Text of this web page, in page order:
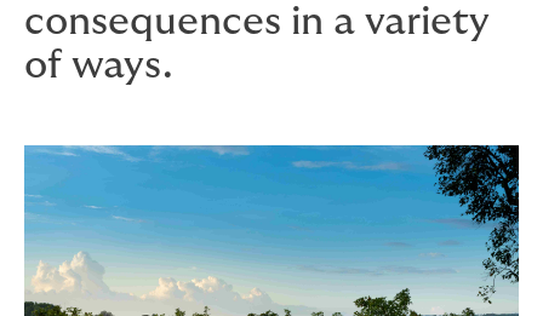
consequences in a variety
of ways.